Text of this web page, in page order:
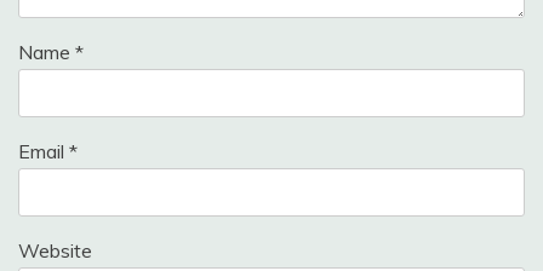
Name *
Email *
Website